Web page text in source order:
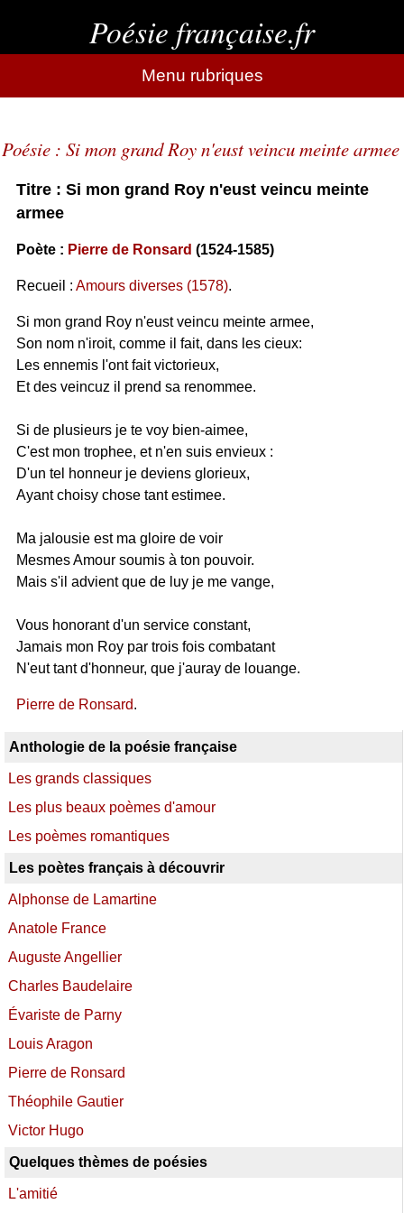
Poésie française.fr
Menu rubriques
Poésie : Si mon grand Roy n'eust veincu meinte armee
Titre : Si mon grand Roy n'eust veincu meinte
armee
Poète : Pierre de Ronsard (1524-1585)
Recueil : Amours diverses (1578).
Si mon grand Roy n'eust veincu meinte armee,
Son nom n'iroit, comme il fait, dans les cieux:
Les ennemis l'ont fait victorieux,
Et des veincuz il prend sa renommee.
Si de plusieurs je te voy bien-aimee,
C'est mon trophee, et n'en suis envieux :
D'un tel honneur je deviens glorieux,
Ayant choisy chose tant estimee.
Ma jalousie est ma gloire de voir
Mesmes Amour soumis à ton pouvoir.
Mais s'il advient que de luy je me vange,
Vous honorant d'un service constant,
Jamais mon Roy par trois fois combatant
N'eut tant d'honneur, que j'auray de louange.
Pierre de Ronsard.
Anthologie de la poésie française
Les grands classiques
Les plus beaux poèmes d'amour
Les poèmes romantiques
Les poètes français à découvrir
Alphonse de Lamartine
Anatole France
Auguste Angellier
Charles Baudelaire
Évariste de Parny
Louis Aragon
Pierre de Ronsard
Théophile Gautier
Victor Hugo
Quelques thèmes de poésies
L'amitié